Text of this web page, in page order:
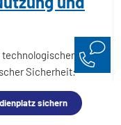
sichern
technologischer
Sicherheit:
von
auch